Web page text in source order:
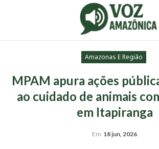
Amazonas E Região
MPAM apura ações
ao cuidado de animais
em Itapiranga
Em 18 jun, 2026